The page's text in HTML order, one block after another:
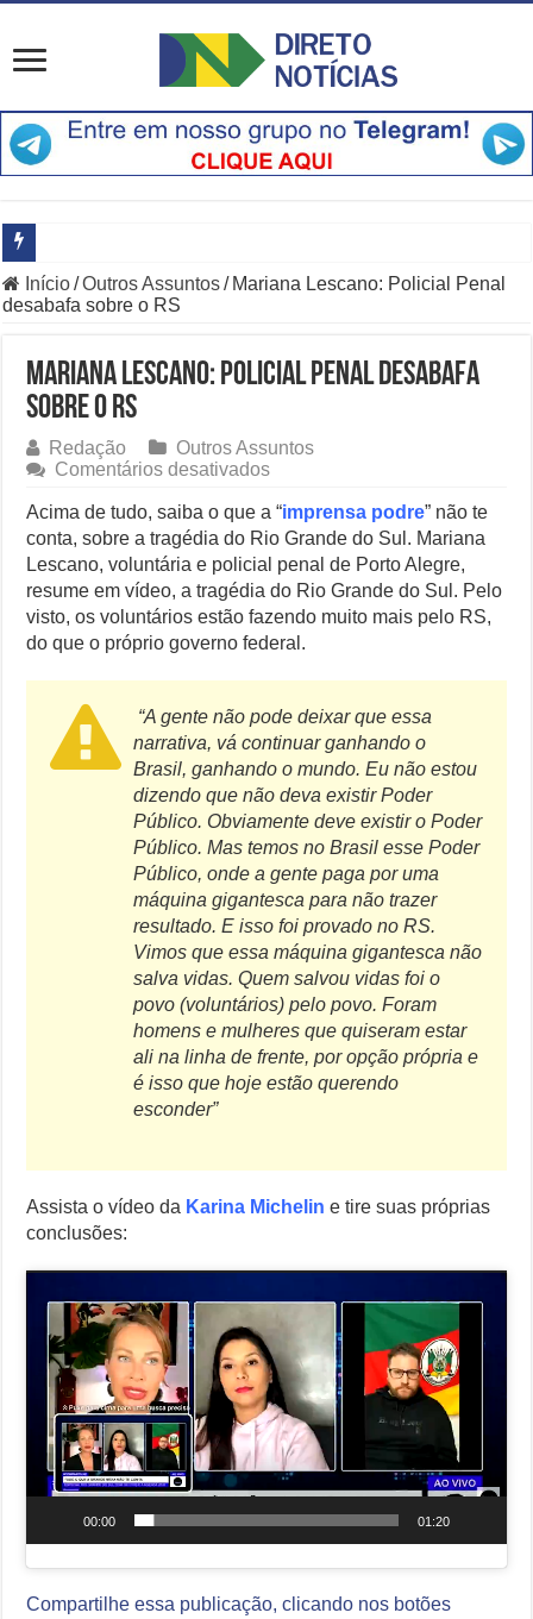
Especialistas Revelam os Riscos dos Ventos de 76 km/h no Rio
Família Livre, Senador Investigado: O Que Mudou na Operação
Como Resolver a Disputa Política do Republicanos Rumo a 2026
O Que Levou Quatro Trabalhadores à Morte em Obra Proibida no
Casa Branca Antes Distante, Camp David Agora no Centro do Poder
Especialistas Revelam o Que Levou ao Ataque Fatal na Fábrica
Estudo Comprova Que IA Identifica Segredo do Crescimento dos
Início/Outros Assuntos/ Mariana Lescano: Policial Penal
desabafa sobre o RS
Mariana Lescano: Policial Penal desabafa
sobre o RS
Redação
Outros Assuntos
Comentários desativadosem
Lescano:
Policial
Penal
desabafa
sobre
o
RS
Acima de tudo, saiba o que a “imprensa podre” não te
conta, sobre a tragédia do Rio Grande do Sul. Mariana
Lescano, voluntária e policial penal de Porto Alegre,
resume em vídeo, a tragédia do Rio Grande do Sul. Pelo
visto, os voluntários estão fazendo muito mais pelo RS,
do que o próprio governo federal.
“A gente não pode deixar que essa
narrativa, vá continuar ganhando o
Brasil, ganhando o mundo. Eu não estou
dizendo que não deva existir Poder
Público. Obviamente deve existir o Poder
Público. Mas temos no Brasil esse Poder
Público, onde a gente paga por uma
máquina gigantesca para não trazer
resultado. E isso foi provado no RS.
Vimos que essa máquina gigantesca não
salva vidas. Quem salvou vidas foi o
povo (voluntários) pelo povo. Foram
homens e mulheres que quiseram estar
ali na linha de frente, por opção própria e
é isso que hoje estão querendo
esconder”
Assista o vídeo da Karina Michelin e tire suas próprias
conclusões:
Tocador
de
vídeo
00:00 01:20
Compartilhe essa publicação, clicando nos botões